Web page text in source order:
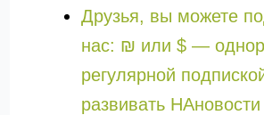
Друзья, вы можете
нас: ₪ или $ —
регулярной
развивать